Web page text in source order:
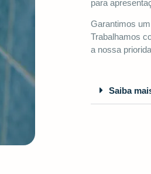
para
Garantimos
Trabalhamos
a nossa
Saiba